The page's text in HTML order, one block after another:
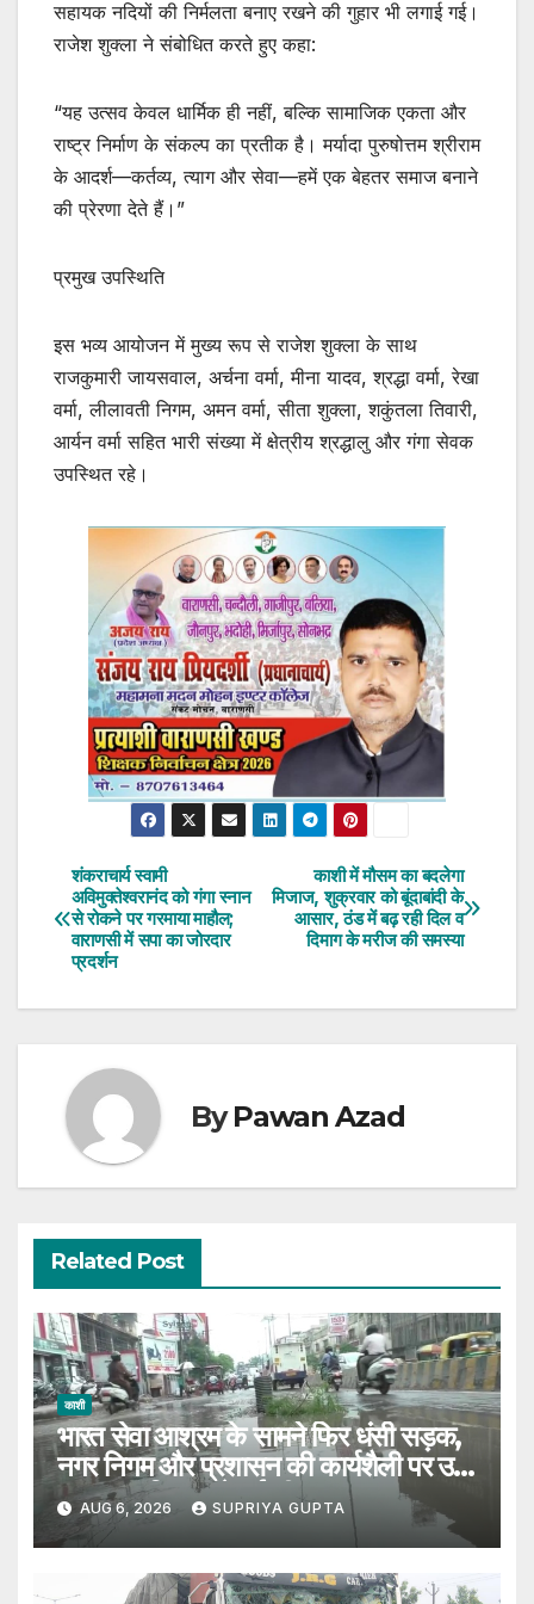
सहायक नदियों की निर्मलता बनाए रखने की गुहार भी लगाई गई।
राजेश शुक्ला ने संबोधित करते हुए कहा:
“यह उत्सव केवल धार्मिक ही नहीं, बल्कि सामाजिक एकता और
राष्ट्र निर्माण के संकल्प का प्रतीक है। मर्यादा पुरुषोत्तम श्रीराम
के आदर्श—कर्तव्य, त्याग और सेवा—हमें एक बेहतर समाज बनाने
की प्रेरणा देते हैं।”
प्रमुख उपस्थिति
इस भव्य आयोजन में मुख्य रूप से राजेश शुक्ला के साथ
राजकुमारी जायसवाल, अर्चना वर्मा, मीना यादव, श्रद्धा वर्मा, रेखा
वर्मा, लीलावती निगम, अमन वर्मा, सीता शुक्ला, शकुंतला तिवारी,
आर्यन वर्मा सहित भारी संख्या में क्षेत्रीय श्रद्धालु और गंगा सेवक
उपस्थित रहे।
Post
navigation
काशी में मौसम का बदलेगा
मिजाज, शुक्रवार को बूंदाबांदी के
आसार, ठंड में बढ़ रही दिल व
दिमाग के मरीज की समस्या
शंकराचार्य स्वामी
अविमुक्तेश्वरानंद को गंगा स्नान
से रोकने पर गरमाया माहौल;
वाराणसी में सपा का जोरदार
प्रदर्शन
ByPawan Azad
Related Post
काशी
भारत सेवा आश्रम के सामने फिर धंसी सड़क,
नगर निगम और प्रशासन की कार्यशैली पर उठे
सवाल, 7 दिन पहले हुई थी मरम्मत
AUG 6, 2026 SUPRIYA GUPTA